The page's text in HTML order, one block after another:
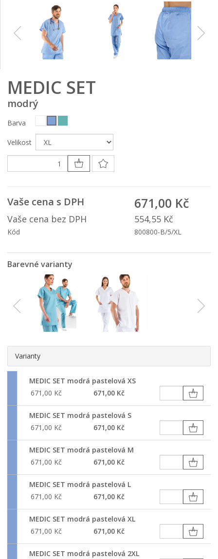
MEDIC SET
modrý
Barva
Velikost
Vaše cena s DPH 671,00 Kč
Vaše cena bez DPH 554,55 Kč
Kód 800800-B/5/XL
Barevné varianty
Varianty
MEDIC SET modrá pastelová XS
671,00 Kč
671,00 Kč
MEDIC SET modrá pastelová S
671,00 Kč
671,00 Kč
MEDIC SET modrá pastelová M
671,00 Kč
671,00 Kč
MEDIC SET modrá pastelová L
671,00 Kč
671,00 Kč
MEDIC SET modrá pastelová XL
671,00 Kč
671,00 Kč
MEDIC SET modrá pastelová 2XL